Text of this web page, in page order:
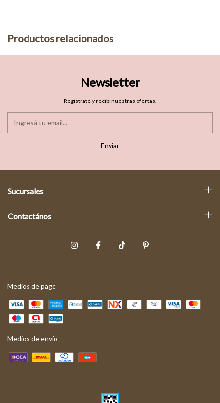
Productos relacionados
Newsletter
Registrate y recibí nuestras ofertas.
Sucursales
Contactános
Medios de pago
Medios de envío